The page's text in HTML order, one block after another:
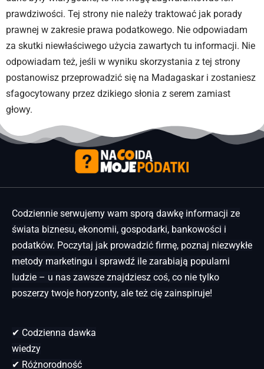
prawdziwości. Tej strony nie należy traktować jak porady
prawnej w zakresie prawa podatkowego. Nie odpowiadam
za skutki niewłaściwego użycia zawartych tu informacji. Nie
odpowiadam też, jeśli w wyniku skorzystania z tej strony
postanowisz przeprowadzić się na Madagaskar i zostaniesz
sfagocytowany przez dzikiego słonia z serem zamiast
głowy.
Codziennie serwujemy wam sporą dawkę informacji ze
świata biznesu, ekonomii, gospodarki, bankowości i
podatków. Poczytaj jak prowadzić firmę, poznaj niezwykłe
metody marketingu i sprawdź ile zarabiają popularni
ludzie – u nas zawsze znajdziesz coś, co nie tylko
poszerzy twoje horyzonty, ale też cię zainspiruje!
✔ Codzienna dawka
wiedzy
✔ Różnorodność